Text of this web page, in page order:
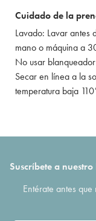
Cuidado de la
Lavado: Lavar antes
mano o máquina a
No usar
Secar en línea a la
temperatura baja
Suscríbete a
Entérate antes